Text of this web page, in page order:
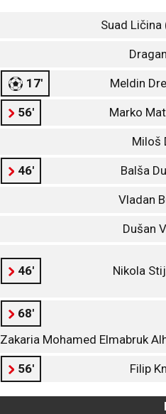
Suad Ličina
17' Meldin
56' Marko
Miloš
46' Balša
Vladan
Dušan
46' Nikola
68'
Zakaria Mohamed Elmabruk
56' Filip